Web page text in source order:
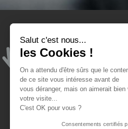
Salut c'est nous...
les Cookies !
On a attendu d'être sûrs que le
de ce site vous intéresse avant de
vous déranger, mais on aimerait
votre visite...
C'est OK pour vous ?
Consentements certifiés